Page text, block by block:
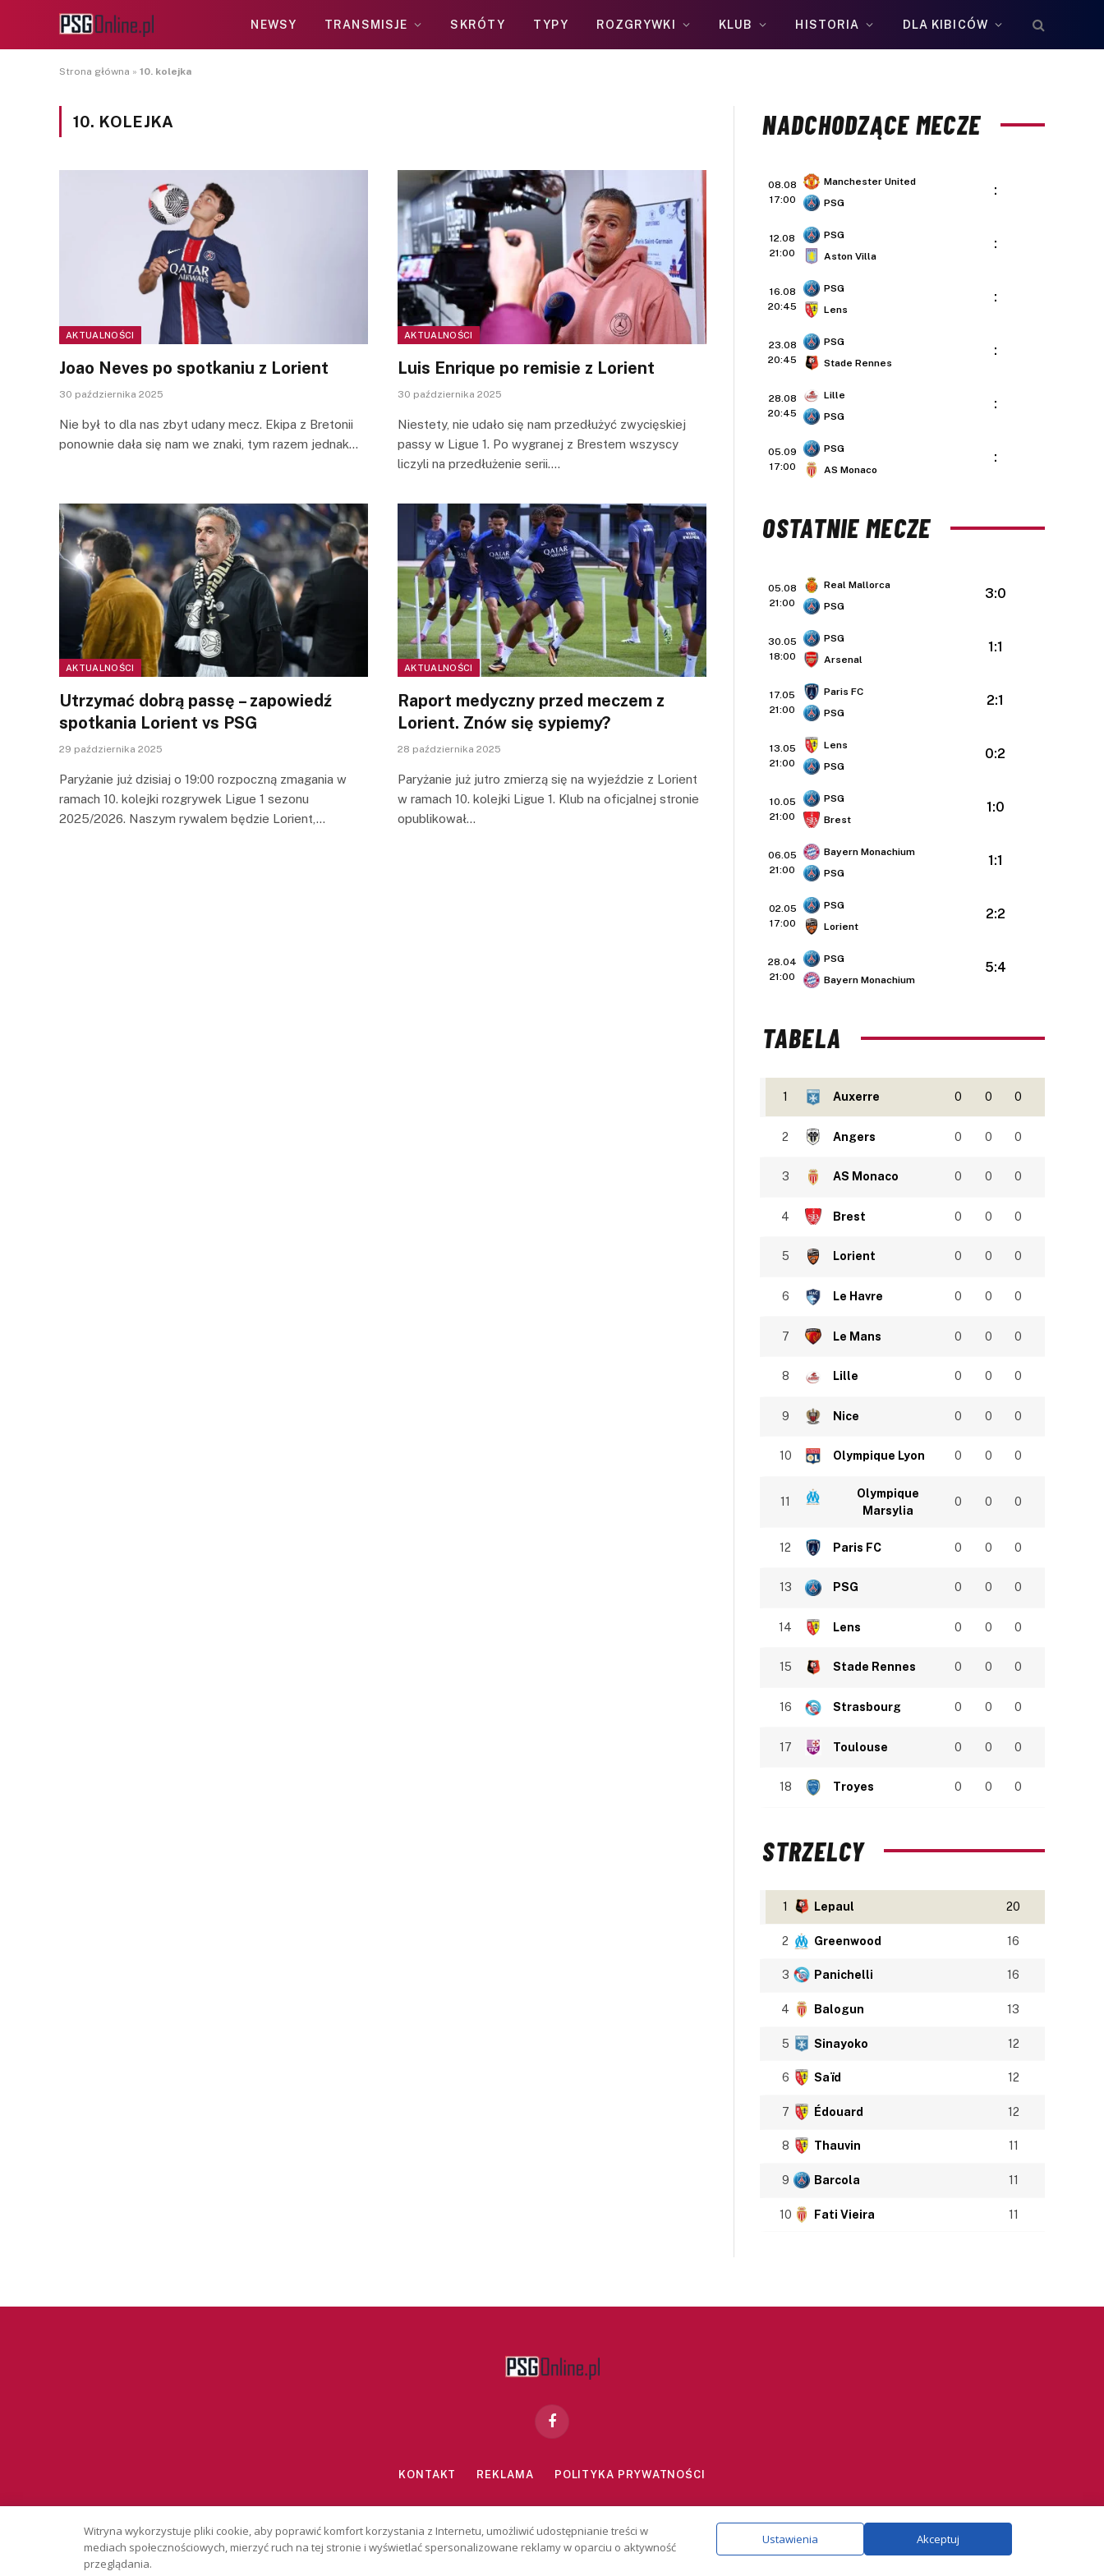
NEWSY TRANSMISJE SKRÓTY TYPY ROZGRYWKI KLUB HISTORIA DLA KIBICÓW
Strona główna » 10. kolejka
10. KOLEJKA
AKTUALNOŚCI
Joao Neves po spotkaniu z Lorient
30 października 2025
Nie był to dla nas zbyt udany mecz. Ekipa z Bretonii
ponownie dała się nam we znaki, tym razem jednak…
AKTUALNOŚCI
Luis Enrique po remisie z Lorient
30 października 2025
Niestety, nie udało się nam przedłużyć zwycięskiej
passy w Ligue 1. Po wygranej z Brestem wszyscy
liczyli na przedłużenie serii.…
AKTUALNOŚCI
Utrzymać dobrą passę – zapowiedź
spotkania Lorient vs PSG
29 października 2025
Paryżanie już dzisiaj o 19:00 rozpoczną zmagania w
ramach 10. kolejki rozgrywek Ligue 1 sezonu
2025/2026. Naszym rywalem będzie Lorient,…
AKTUALNOŚCI
Raport medyczny przed meczem z
Lorient. Znów się sypiemy?
28 października 2025
Paryżanie już jutro zmierzą się na wyjeździe z Lorient
w ramach 10. kolejki Ligue 1. Klub na oficjalnej stronie
opublikował…
NADCHODZĄCE MECZE
08.08
17:00
Manchester United
PSG
:
12.08
21:00
PSG
Aston Villa
:
16.08
20:45
PSG
Lens
:
23.08
20:45
PSG
Stade Rennes
:
28.08
20:45
Lille
PSG
:
05.09
17:00
PSG
AS Monaco
:
OSTATNIE MECZE
05.08
21:00
Real Mallorca
PSG
3:0
30.05
18:00
PSG
Arsenal
1:1
17.05
21:00
Paris FC
PSG
2:1
13.05
21:00
Lens
PSG
0:2
10.05
21:00
PSG
Brest
1:0
06.05
21:00
Bayern Monachium
PSG
1:1
02.05
17:00
PSG
Lorient
2:2
28.04
21:00
PSG
Bayern Monachium
5:4
TABELA
1 Auxerre 0 0 0
2 Angers 0 0 0
3 AS Monaco 0 0 0
4 Brest 0 0 0
5 Lorient 0 0 0
6 Le Havre 0 0 0
7 Le Mans 0 0 0
8 Lille 0 0 0
9 Nice 0 0 0
10 Olympique Lyon 0 0 0
11
Olympique
Marsylia
0 0 0
12 Paris FC 0 0 0
13 PSG 0 0 0
14 Lens 0 0 0
15 Stade Rennes 0 0 0
16 Strasbourg 0 0 0
17 Toulouse 0 0 0
18 Troyes 0 0 0
STRZELCY
1 Lepaul 20
2 Greenwood 16
3 Panichelli 16
4 Balogun 13
5 Sinayoko 12
6 Saïd 12
7 Édouard 12
8 Thauvin 11
9 Barcola 11
10 Fati Vieira 11
Facebook
KONTAKT REKLAMA POLITYKA PRYWATNOŚCI
Copyright © 2026 PSGonline.pl
Witryna wykorzystuje pliki cookie, aby poprawić komfort korzystania z Internetu, umożliwić udostępnianie treści w
mediach społecznościowych, mierzyć ruch na tej stronie i wyświetlać spersonalizowane reklamy w oparciu o aktywność
przeglądania.
Ustawienia Akceptuj